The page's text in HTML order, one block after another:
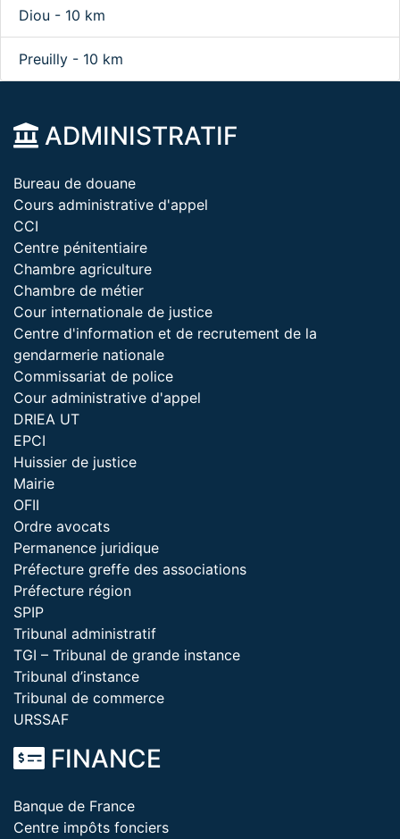
Diou - 10 km
Preuilly - 10 km
ADMINISTRATIF
Bureau de douane
Cours administrative d'appel
CCI
Centre pénitentiaire
Chambre agriculture
Chambre de métier
Cour internationale de justice
Centre d'information et de recrutement de la
gendarmerie nationale
Commissariat de police
Cour administrative d'appel
DRIEA UT
EPCI
Huissier de justice
Mairie
OFII
Ordre avocats
Permanence juridique
Préfecture greffe des associations
Préfecture région
SPIP
Tribunal administratif
TGI – Tribunal de grande instance
Tribunal d’instance
Tribunal de commerce
URSSAF
FINANCE
Banque de France
Centre impôts fonciers